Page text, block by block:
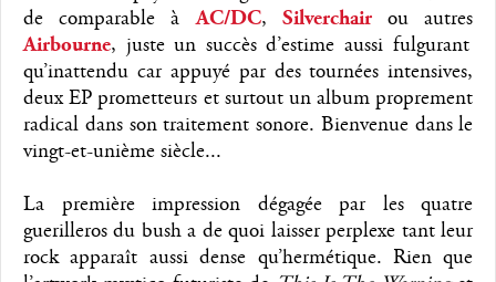
de comparable à AC/DC, Silverchairou autres
Airbourne, juste un succès d’estime aussi fulgurant
qu’inattendu car appuyé par des tournées intensives,
deux EP prometteurs et surtout un album proprement
radical dans son traitement sonore. Bienvenue dans le
vingt-et-unième siècle...
La première impression dégagée par les quatre
guerilleros du bush a de quoi laisser perplexe tant leur
rock apparaît aussi dense qu’hermétique. Rien que